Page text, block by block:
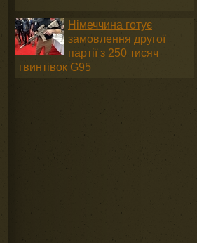
Німеччина готує
замовлення другої
партії з 250 тисяч
гвинтівок G95